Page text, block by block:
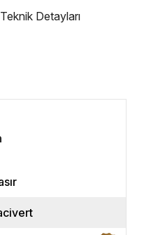
Detayları